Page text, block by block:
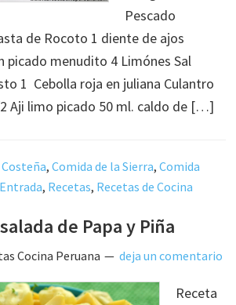
Pescado
de Rocoto 1 diente de ajos
picado menudito 4 Limónes Sal
1 Cebolla roja en juliana Culantro
Aji limo picado 50 ml. caldo de […]
,Comida de la Sierra,Comida
, Recetas, Recetas de Cocina
de Papa y Piña
Cocina Peruana deja un comentario
Receta